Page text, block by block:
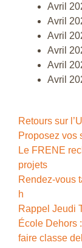
Avril
Avril
Avril
Avril
Avril
Avril
Retours sur
Proposez vos
Le FRENE
projets
Rendez-vous
h
Rappel Jeudi
École Dehors
faire classe